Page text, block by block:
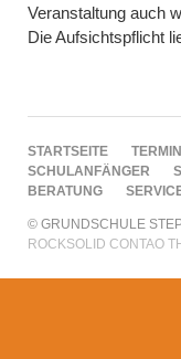
Veranstaltung auch
Die Aufsichtspflicht
NAVIGATION
ÜBERSPRINGEN
STARTSEITE
SCHULANFÄNGER
BERATUNG
© GRUNDSCHULE
ROCKSOLID CONTAO